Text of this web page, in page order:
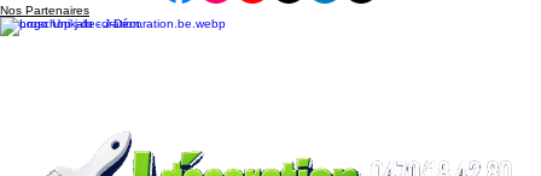
Afin de garantir la qualité de nos réalisations, nous sélectionnons rigoureusement les meilleures
marques du marché et collaborons exclusivement avec des fournisseurs reconnus.
Suivez-nous